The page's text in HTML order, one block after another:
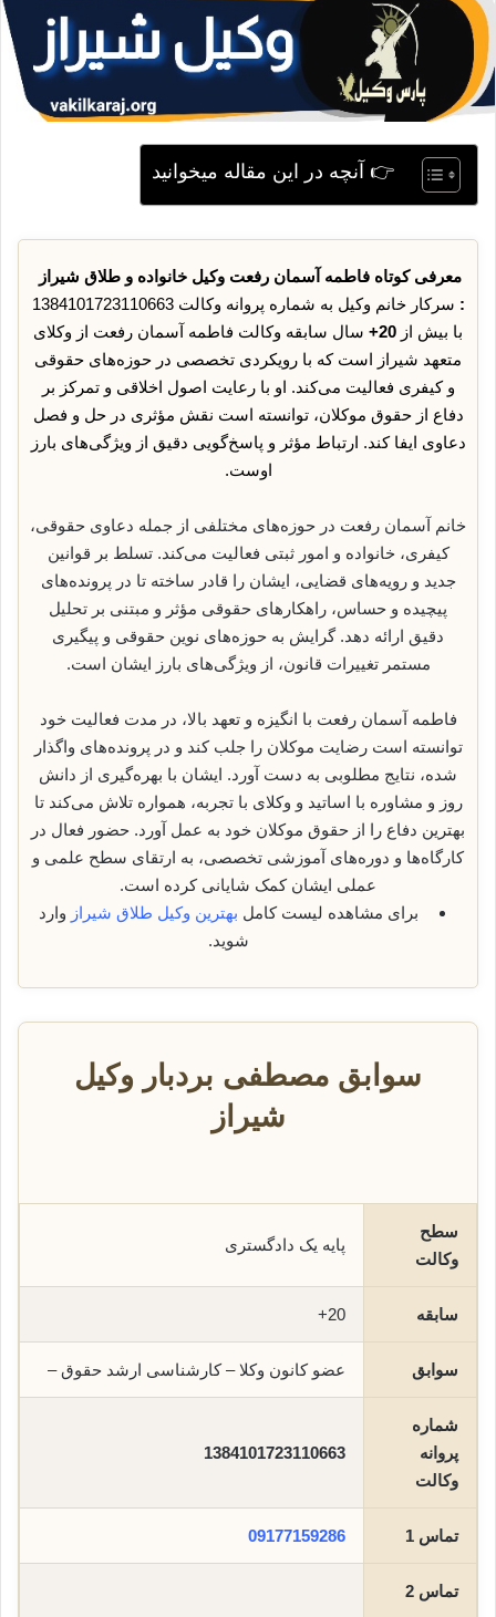
👉 آنچه در این مقاله میخوانید
معرفی کوتاه فاطمه آسمان رفعت وکیل خانواده و طلاق شیراز
:
سرکار خانم وکیل به شماره پروانه وکالت 1384101723110663
با بیش از 20+
سال سابقه وکالت فاطمه آسمان رفعت از وکلای
متعهد شیراز است که با رویکردی تخصصی در حوزه‌های حقوقی
و کیفری فعالیت می‌کند. او با رعایت اصول اخلاقی و تمرکز بر
دفاع از حقوق موکلان، توانسته است نقش مؤثری در حل و فصل
دعاوی ایفا کند. ارتباط مؤثر و پاسخ‌گویی دقیق از ویژگی‌های بارز
اوست.
خانم آسمان رفعت در حوزه‌های مختلفی از جمله دعاوی حقوقی،
کیفری، خانواده و امور ثبتی فعالیت می‌کند. تسلط بر قوانین
جدید و رویه‌های قضایی، ایشان را قادر ساخته تا در پرونده‌های
پیچیده و حساس، راهکارهای حقوقی مؤثر و مبتنی بر تحلیل
دقیق ارائه دهد. گرایش به حوزه‌های نوین حقوقی و پیگیری
مستمر تغییرات قانون، از ویژگی‌های بارز ایشان است.
فاطمه آسمان رفعت با انگیزه و تعهد بالا، در مدت فعالیت خود
توانسته است رضایت موکلان را جلب کند و در پرونده‌های واگذار
شده، نتایج مطلوبی به دست آورد. ایشان با بهره‌گیری از دانش
روز و مشاوره با اساتید و وکلای با تجربه، همواره تلاش می‌کند تا
بهترین دفاع را از حقوق موکلان خود به عمل آورد. حضور فعال در
کارگاه‌ها و دوره‌های آموزشی تخصصی، به ارتقای سطح علمی و
عملی ایشان کمک شایانی کرده است.
برای مشاهده لیست کامل بهترین وکیل طلاق شیراز وارد
شوید.
سوابق مصطفی بردبار وکیل
شیراز
سطح
وکالت
پایه یک دادگستری
سابقه 20+
سوابق عضو کانون وکلا – کارشناسی ارشد حقوق –
شماره
پروانه
وکالت
1384101723110663
تماس 1 09177159286
تماس 2